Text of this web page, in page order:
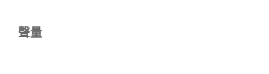
聲量